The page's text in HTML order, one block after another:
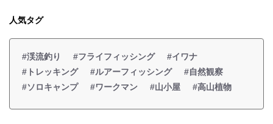
人気タグ
#渓流釣り #フライフィッシング
#イワナ
#トレッキング
#ルアーフィッシング
#自然観察
#ソロキャンプ
#ワークマン #山小屋 #高山植物